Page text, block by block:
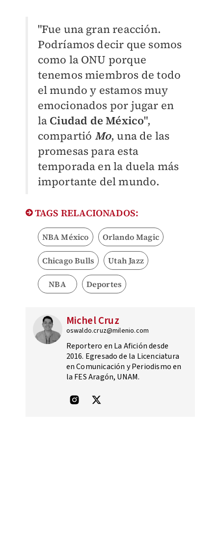
"Fue una gran reacción.
Podríamos decir que somos
como la ONU porque
tenemos miembros de todo
el mundo y estamos muy
emocionados por jugar en
laCiudad de México",
compartió Mo, una de las
promesas para esta
temporada en la duela más
importante del mundo.
TAGS RELACIONADOS:
NBA México Orlando Magic
Chicago Bulls Utah Jazz
NBA Deportes
Michel Cruz
oswaldo.cruz@milenio.com
Reportero en La Afición desde
2016. Egresado de la Licenciatura
en Comunicación y Periodismo en
la FES Aragón, UNAM.